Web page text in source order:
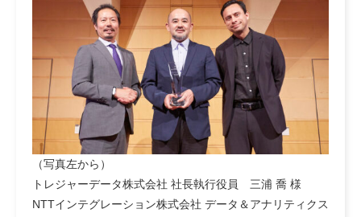
（写真左から）
トレジャーデータ株式会社 社長執行役員 三浦 喬 様
NTTインテグレーション株式会社 データ＆アナリティクス